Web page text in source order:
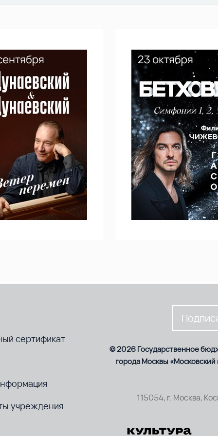
сертификат
учреждения
© 2026 Государственное
города Москвы
115054, г. Москва,